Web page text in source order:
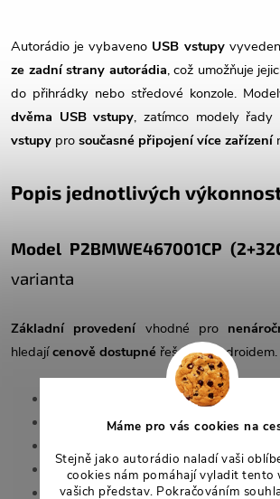
Máme pro vás cookies na
Stejně jako autorádio naladí vaši
cookies nám pomáhají vyladit tento
vašich představ. Pokračováním
Autorádio je vybaveno USB vstupy
ze zadní strany autorádia, což umožňuje
do přihrádky nebo středové konzole.
dvěma USB vstupy, zatímco modely řady
vstupy pro současné připojení více zařízení
Popis jednotlivých
Model P2BMWE467001CP
varianta
Základní provedenívhodné pro
hledajícenově dostupné řešení s Androidem.
Interní paměť (ROM):32 GB
Bluetooth:4.0 (jednokanálový,
DSP:Ne